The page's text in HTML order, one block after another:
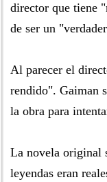
director que tiene
de ser un
Al parecer el
rendido". Gaiman
la obra para
La novela original
leyendas eran